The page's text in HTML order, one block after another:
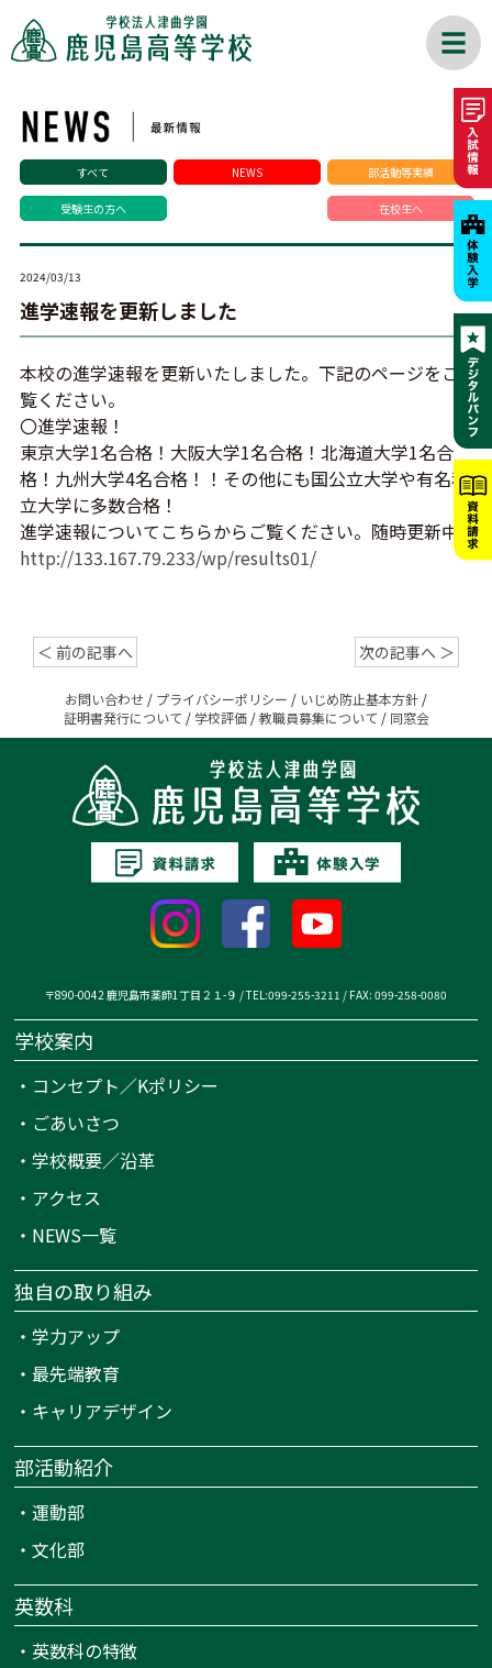
すべて NEWS 部活動等実績
受験生の方へ 在校生へ
2024/03/13
進学速報を更新しました
本校の進学速報を更新いたしました。下記のページをご
覧ください。
〇進学速報！
東京大学1名合格！大阪大学1名合格！北海道大学1名合
格！九州大学4名合格！！その他にも国公立大学や有名私
立大学に多数合格！
進学速報についてこちらからご覧ください。随時更新中
http://133.167.79.233/wp/results01/
＜ 前の記事へ 次の記事へ ＞
お問い合わせ / プライバシーポリシー / いじめ防止基本方針 /
証明書発行について / 学校評価/教職員募集について / 同窓会
〒890-0042 鹿児島市薬師1丁目２１-９ / TEL:099-255-3211 / FAX: 099-258-0080
学校案内
・ コンセプト／Kポリシー
・ ごあいさつ
・学校概要／沿革
・ アクセス
・ NEWS一覧
独自の取り組み
・学力アップ
・最先端教育
・ キャリアデザイン
部活動紹介
・運動部
・文化部
英数科
・ 英数科の特徴